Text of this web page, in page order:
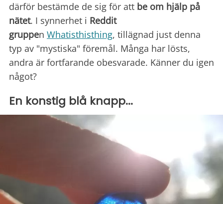
därför bestämde de sig för att be om hjälp på
nätet. I synnerhet i Reddit
gruppen Whatisthisthing, tillägnad just denna
typ av "mystiska" föremål. Många har lösts,
andra är fortfarande obesvarade. Känner du igen
något?
En konstig blå knapp...